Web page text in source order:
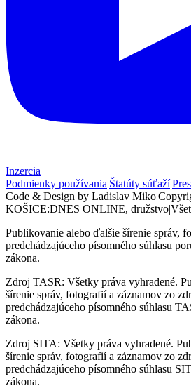
Inzercia
Podmienky používania|Štatúty súťaží|
Code & Design by Ladislav Miko|
KOŠICE:DNES ONLINE, družstvo|
Publikovanie alebo ďalšie šírenie správ,
predchádzajúceho písomného súhlasu
zákona.
Zdroj TASR: Všetky práva vyhradené.
šírenie správ, fotografií a záznamov zo
predchádzajúceho písomného súhlasu
zákona.
Zdroj SITA: Všetky práva vyhradené.
šírenie správ, fotografií a záznamov zo
predchádzajúceho písomného súhlasu
zákona.